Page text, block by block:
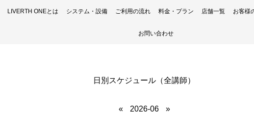
LIVERTH ONEとは システム・設備 ご利用の流れ 料金・プラン 店舗一覧 お客様
お問い合わせ
日別スケジュール（全講師）
« 2026-06 »